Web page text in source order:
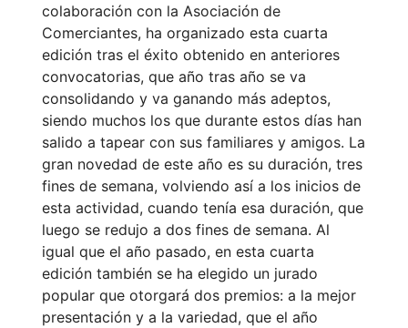
colaboración con la Asociación de
Comerciantes, ha organizado esta cuarta
edición tras el éxito obtenido en anteriores
convocatorias, que año tras año se va
consolidando y va ganando más adeptos,
siendo muchos los que durante estos días han
salido a tapear con sus familiares y amigos. La
gran novedad de este año es su duración, tres
fines de semana, volviendo así a los inicios de
esta actividad, cuando tenía esa duración, que
luego se redujo a dos fines de semana. Al
igual que el año pasado, en esta cuarta
edición también se ha elegido un jurado
popular que otorgará dos premios: a la mejor
presentación y a la variedad, que el año